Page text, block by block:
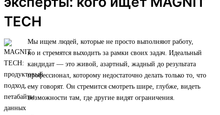
TECH
Мы ищем людей, которые не просто выполняют работу,
но и стремятся выходить за рамки своих задач. Идеальный
кандидат — это живой, азартный, жадный до результата
профессионал, которому недостаточно делать только то, что
ему говорят. Он стремится смотреть шире, глубже, видеть
возможности там, где другие видят ограничения.